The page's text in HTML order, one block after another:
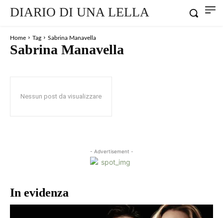
DIARIO DI UNA LELLA
Home Tag Sabrina Manavella
Sabrina Manavella
Nessun post da visualizzare
- Advertisement -
In evidenza